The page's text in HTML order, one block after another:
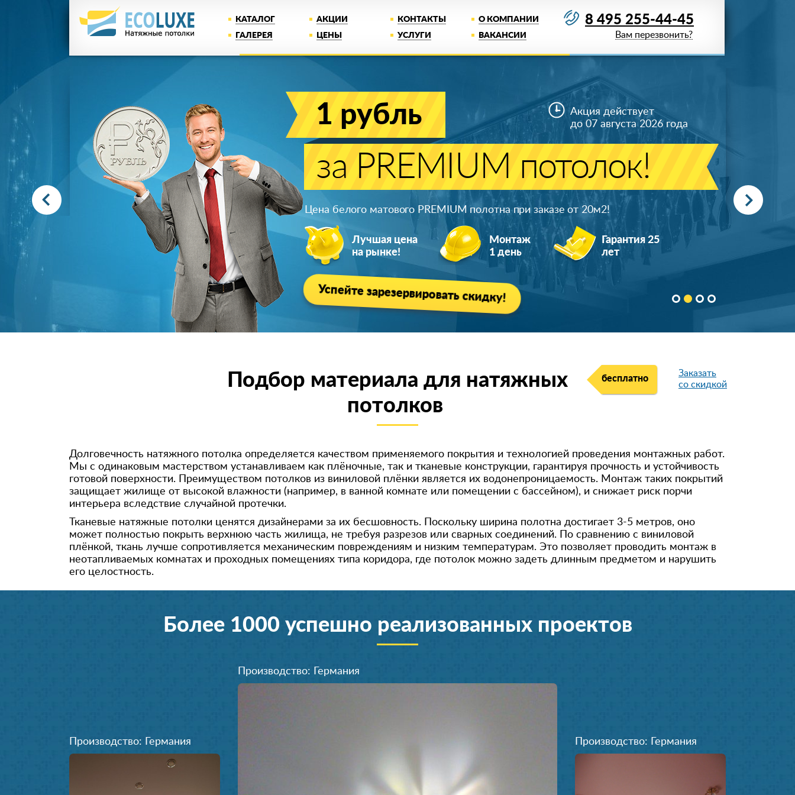
КАТАЛОГ АКЦИИ КОНТАКТЫ
О КОМПАНИИ
ГАЛЕРЕЯ
ЦЕНЫ УСЛУГИ ВАКАНСИИ
8 495 255-44-45
Вам перезвонить?
1 рубль
за PREMIUM потолок!
Акция действует
до 07 августа 2026 года
Цена белого матового PREMIUM полотна при заказе от 20м2!
Лучшая цена
на рынке!
Монтаж
1 день
Гарантия 25
лет
Успейте зарезервировать скидку!
бесплатно
Заказать
со скидкой
Подбор материала для натяжных
потолков
Долговечность натяжного потолка определяется качеством применяемого покрытия и технологией проведения монтажных работ.
Мы с одинаковым мастерством устанавливаем как плёночные, так и тканевые конструкции, гарантируя прочность и устойчивость
готовой поверхности. Преимуществом потолков из виниловой плёнки является их водонепроницаемость. Монтаж таких покрытий
защищает жилище от высокой влажности (например, в ванной комнате или помещении с бассейном), и снижает риск порчи
интерьера вследствие случайной протечки.
Тканевые натяжные потолки ценятся дизайнерами за их бесшовность. Поскольку ширина полотна достигает 3-5 метров, оно
может полностью покрыть верхнюю часть жилища, не требуя разрезов или сварных соединений. По сравнению с виниловой
плёнкой, ткань лучше сопротивляется механическим повреждениям и низким температурам. Это позволяет проводить монтаж в
неотапливаемых комнатах и проходных помещениях типа коридора, где потолок можно задеть длинным предметом и нарушить
его целостность.
Более 1000 успешно реализованных проектов
Производство: Германия
Производство: Германия
Производство: Германия